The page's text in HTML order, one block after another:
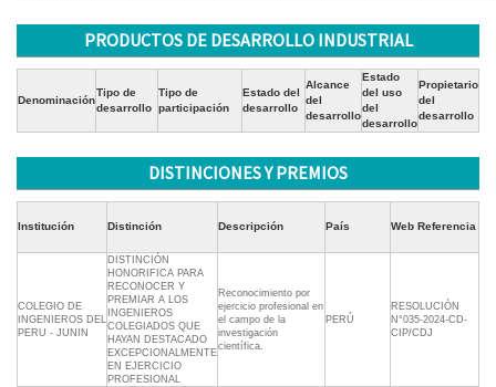
PRODUCTOS DE DESARROLLO INDUSTRIAL
Denominación
Tipo de
desarrollo
Tipo de
participación
Estado del
desarrollo
Alcance
del
desarrollo
Estado
del uso
del
desarrollo
Propietario
del
desarrollo
DISTINCIONES Y PREMIOS
Institución Distinción Descripción País Web Referencia
COLEGIO DE
INGENIEROS DEL
PERU - JUNIN
DISTINCIÓN
HONORIFICA PARA
RECONOCER Y
PREMIAR A LOS
INGENIEROS
COLEGIADOS QUE
HAYAN DESTACADO
EXCEPCIONALMENTE
EN EJERCICIO
PROFESIONAL
Reconocimiento por
ejercicio profesional en
el campo de la
investigación
científica.
PERÚ
RESOLUCIÓN
N°035-2024-CD-
CIP/CDJ